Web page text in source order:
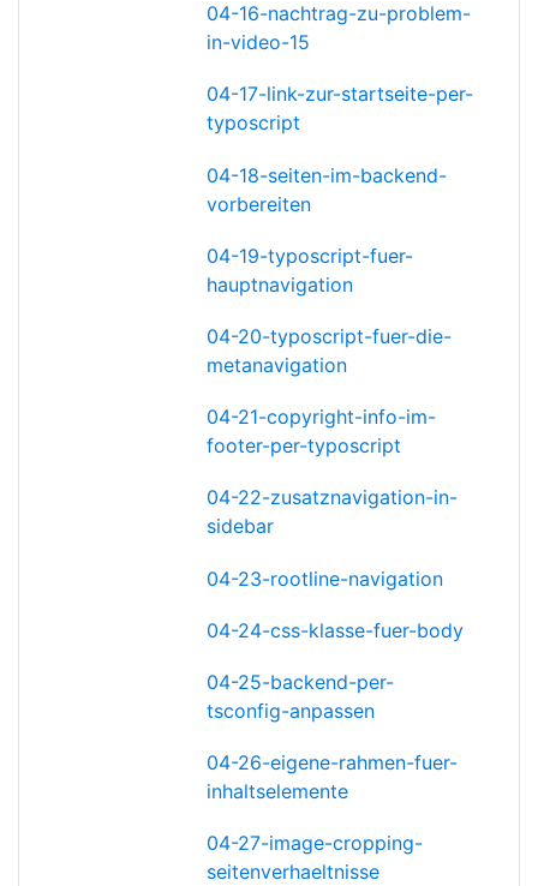
04-16-nachtrag-zu-problem-
in-video-15
04-17-link-zur-startseite-per-
typoscript
04-18-seiten-im-backend-
vorbereiten
04-19-typoscript-fuer-
hauptnavigation
04-20-typoscript-fuer-die-
metanavigation
04-21-copyright-info-im-
footer-per-typoscript
04-22-zusatznavigation-in-
sidebar
04-23-rootline-navigation
04-24-css-klasse-fuer-body
04-25-backend-per-
tsconfig-anpassen
04-26-eigene-rahmen-fuer-
inhaltselemente
04-27-image-cropping-
seitenverhaeltnisse